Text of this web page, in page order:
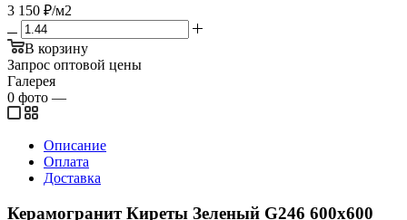
3 150 ₽/м2
В корзину
Запрос оптовой цены
Галерея
0 фото —
Описание
Оплата
Доставка
Керамогранит Киреты Зеленый G246 600x600